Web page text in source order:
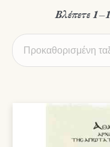
Βλέπετε